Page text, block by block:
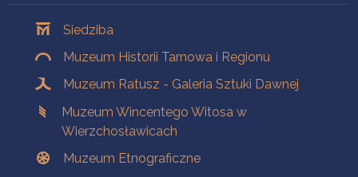
Siedziba
Muzeum Historii Tarnowa i Regionu
Muzeum Ratusz - Galeria Sztuki Dawnej
Muzeum Wincentego Witosa w
Wierzchosławicach
Muzeum Etnograficzne